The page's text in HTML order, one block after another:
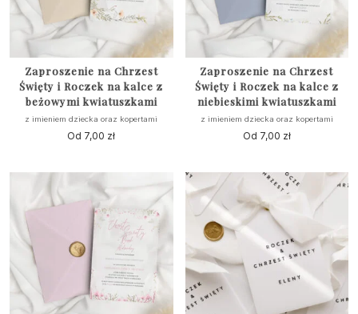
Zaproszenie na Chrzest
Święty i Roczek na kalce z
beżowymi kwiatuszkami
z imieniem dziecka oraz kopertami
Od 7,00 zł
Zaproszenie na Chrzest
Święty i Roczek na kalce z
niebieskimi kwiatuszkami
z imieniem dziecka oraz kopertami
Od 7,00 zł